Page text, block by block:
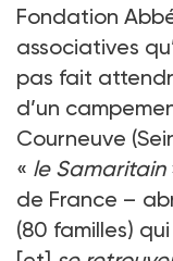
Fondation
associatives
pas fait
d’un
Courneuve
« le Samaritain
de France –
(80 familles) qui